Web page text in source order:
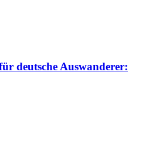
deutsche Auswanderer: